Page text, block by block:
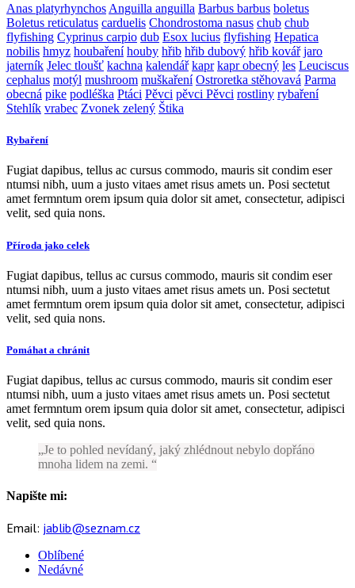
Anas platyrhynchos Anguilla anguilla Barbus barbus boletus
Boletus reticulatus carduelis Chondrostoma nasus chub chub
flyfishing Cyprinus carpio dub Esox lucius flyfishing Hepatica
nobilis hmyz houbaření houby hřib hřib dubový hřib kovář jaro
jaterník Jelec tloušť kachna kalendář kapr kapr obecný les Leuciscus
cephalus motýl mushroom muškaření Ostroretka stěhovavá Parma
obecná pike podléška Ptáci Pěvci pěvci Pěvci rostliny rybaření
Stehlík vrabec Zvonek zelený Štika
Rybaření
Fugiat dapibus, tellus ac cursus commodo, mauris sit condim eser
ntumsi nibh, uum a justo vitaes amet risus amets un. Posi sectetut
amet fermntum orem ipsum quia dolor sit amet, consectetur, adipisci
velit, sed quia nons.
Příroda jako celek
Fugiat dapibus, tellus ac cursus commodo, mauris sit condim eser
ntumsi nibh, uum a justo vitaes amet risus amets un. Posi sectetut
amet fermntum orem ipsum quia dolor sit amet, consectetur, adipisci
velit, sed quia nons.
Pomáhat a chránit
Fugiat dapibus, tellus ac cursus commodo, mauris sit condim eser
ntumsi nibh, uum a justo vitaes amet risus amets un. Posi sectetut
amet fermntum orem ipsum quia dolor sit amet, consectetur, adipisci
velit, sed quia nons.
Je to pohled nevídaný, jaký zhlédnout nebylo dopřáno
mnoha lidem na zemi.
Napište mi:
Email: jablib@seznam.cz
Oblíbené
Nedávné